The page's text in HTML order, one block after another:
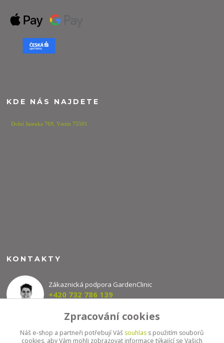
KDE NÁS NAJDETE
Dolní Jasenka 769,Vsetín 75501
KONTAKTY
Zákaznická podpora GardenClinic
+420 732 786 139
info@gardenclinic.cz
Zpracování cookies
Náš e-shop a partneři potřebují Váš souhlas s použitím souborů
cookies, aby Vám mohli zobrazovat informace týkající se Vašich